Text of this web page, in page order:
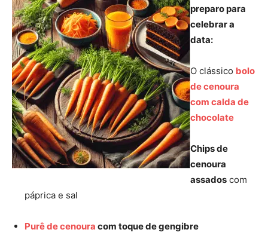
preparo para
celebrar a
data:
O clássico bolo
de cenoura
com calda de
chocolate
Chips de
cenoura
assados com
páprica e sal
Purê de cenoura com toque de gengibre